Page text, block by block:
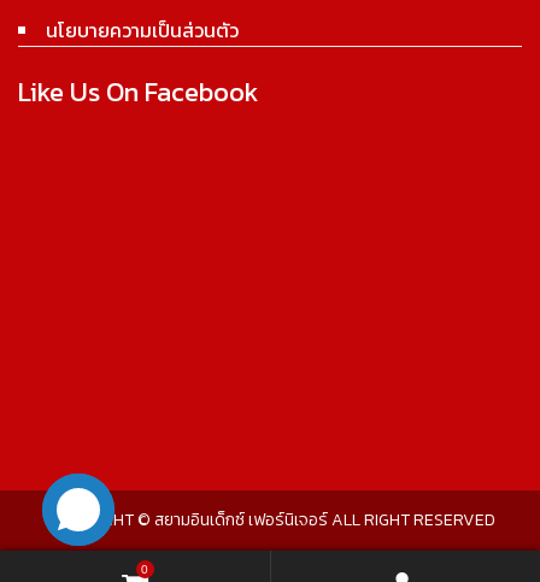
นโยบายความเป็นส่วนตัว
Like Us On Facebook
COPYRIGHT © สยามอินเด็กซ์ เฟอร์นิเจอร์ ALL RIGHT RESERVED
0